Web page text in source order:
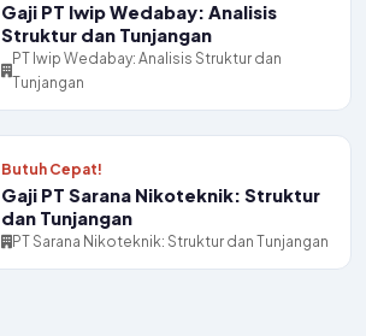
Gaji PT Iwip Wedabay: Analisis
Struktur dan Tunjangan
PT Iwip Wedabay: Analisis Struktur dan
Tunjangan
Butuh Cepat!
Gaji PT Sarana Nikoteknik: Struktur
dan Tunjangan
PT Sarana Nikoteknik: Struktur dan Tunjangan